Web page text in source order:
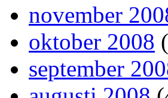
november
oktober 2008
september